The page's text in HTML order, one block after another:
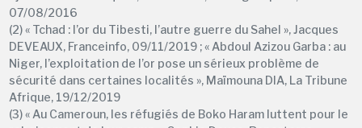
07/08/2016
(2) « Tchad : l’or du Tibesti, l’autre guerre du Sahel », Jacques
DEVEAUX, Franceinfo, 09/11/2019 ; « Abdoul Azizou Garba : au
Niger, l’exploitation de l’or pose un sérieux problème de
sécurité dans certaines localités », Maïmouna DIA, La Tribune
Afrique, 19/12/2019
(3) « Au Cameroun, les réfugiés de Boko Haram luttent pour le